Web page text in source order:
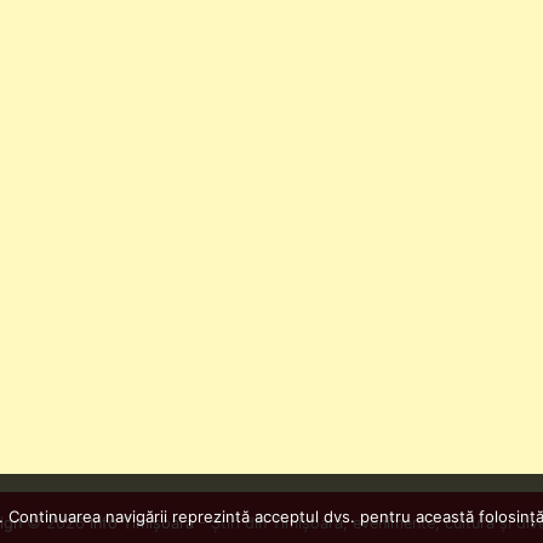
© 2026Info Timișoara- Știri din Timișoara, evenimente, cultură și
navigării reprezintă acceptul dvs. pentru această